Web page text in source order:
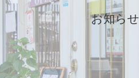
お知らせ